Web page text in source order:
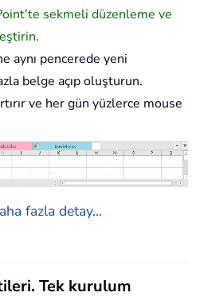
sekmeli düzenleme ve
aynı pencerede yeni
belge açıp oluşturun.
ve her gün yüzlerce mouse
fazla detay...
Tek kurulum